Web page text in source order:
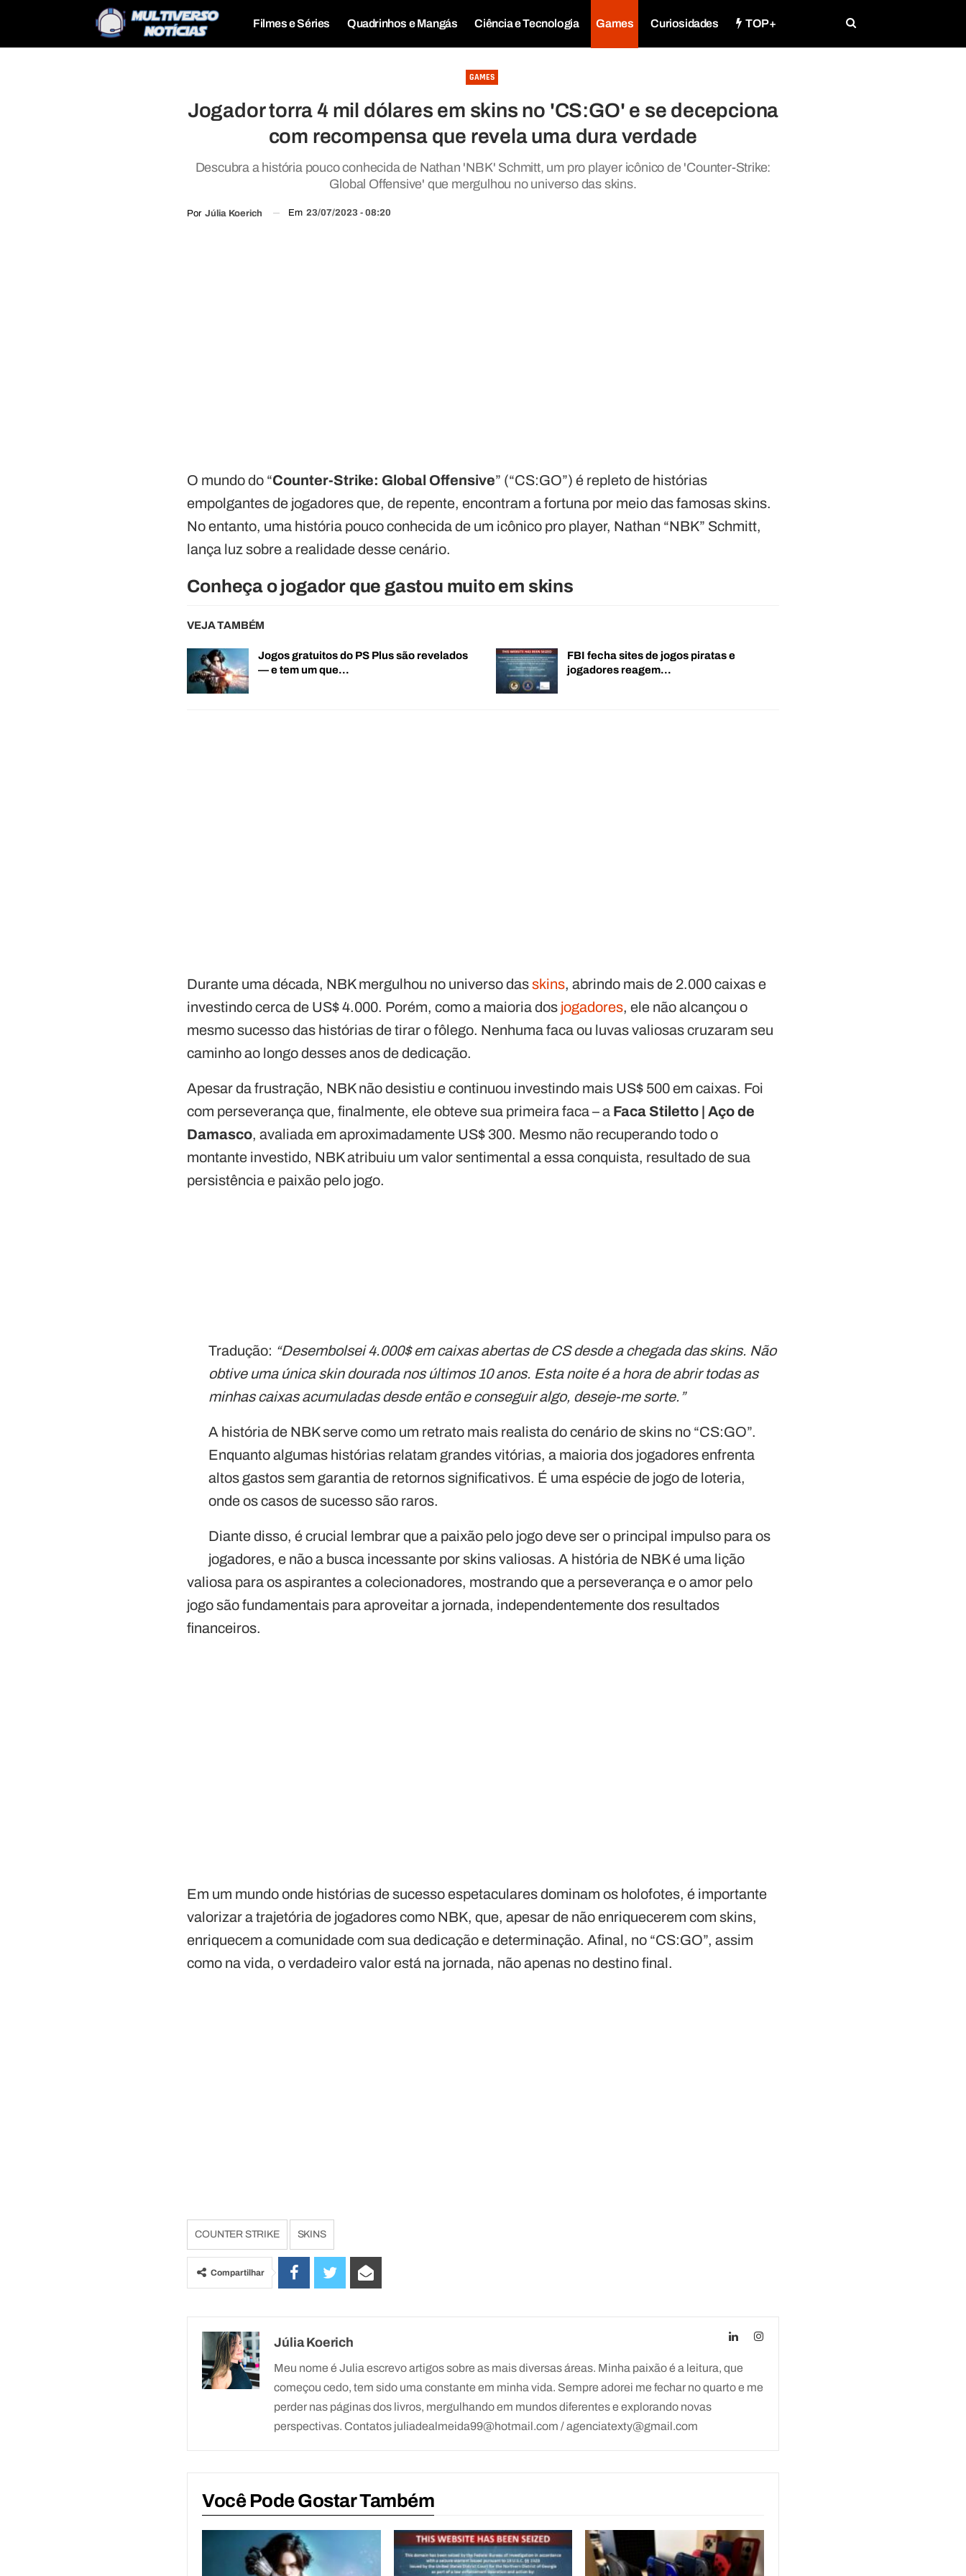
Filmes e Séries Quadrinhos e Mangás Ciência e Tecnologia Games Curiosidades TOP+
GAMES
Jogador torra 4 mil dólares em skins no 'CS:GO' e se decepciona
com recompensa que revela uma dura verdade
Descubra a história pouco conhecida de Nathan 'NBK' Schmitt, um pro player icônico de 'Counter-Strike:
Global Offensive' que mergulhou no universo das skins.
Por Júlia Koerich Em 23/07/2023 - 08:20
O mundo do “Counter-Strike: Global Offensive” (“CS:GO”) é repleto de histórias
empolgantes de jogadores que, de repente, encontram a fortuna por meio das famosas skins.
No entanto, uma história pouco conhecida de um icônico pro player, Nathan “NBK” Schmitt,
lança luz sobre a realidade desse cenário.
Conheça o jogador que gastou muito em skins
VEJA TAMBÉM
Jogos gratuitos do PS Plus são revelados
— e tem um que…
FBI fecha sites de jogos piratas e
jogadores reagem…
Durante uma década, NBK mergulhou no universo dasskins, abrindo mais de 2.000 caixas e
investindo cerca de US$ 4.000. Porém, como a maioria dos jogadores, ele não alcançou o
mesmo sucesso das histórias de tirar o fôlego. Nenhuma faca ou luvas valiosas cruzaram seu
caminho ao longo desses anos de dedicação.
Apesar da frustração, NBK não desistiu e continuou investindo mais US$ 500 em caixas. Foi
com perseverança que, finalmente, ele obteve sua primeira faca – a Faca Stiletto | Aço de
Damasco, avaliada em aproximadamente US$ 300. Mesmo não recuperando todo o
montante investido, NBK atribuiu um valor sentimental a essa conquista, resultado de sua
persistência e paixão pelo jogo.
Tradução: “Desembolsei 4.000$ em caixas abertas de CS desde a chegada das skins. Não
obtive uma única skin dourada nos últimos 10 anos. Esta noite é a hora de abrir todas as
minhas caixas acumuladas desde então e conseguir algo, deseje-me sorte.”
A história de NBK serve como um retrato mais realista do cenário de skins no “CS:GO”.
Enquanto algumas histórias relatam grandes vitórias, a maioria dos jogadores enfrenta
altos gastos sem garantia de retornos significativos. É uma espécie de jogo de loteria,
onde os casos de sucesso são raros.
Diante disso, é crucial lembrar que a paixão pelo jogo deve ser o principal impulso para os
jogadores, e não a busca incessante por skins valiosas. A história de NBK é uma lição
valiosa para os aspirantes a colecionadores, mostrando que a perseverança e o amor pelo
jogo são fundamentais para aproveitar a jornada, independentemente dos resultados
financeiros.
Em um mundo onde histórias de sucesso espetaculares dominam os holofotes, é importante
valorizar a trajetória de jogadores como NBK, que, apesar de não enriquecerem com skins,
enriquecem a comunidade com sua dedicação e determinação. Afinal, no “CS:GO”, assim
como na vida, o verdadeiro valor está na jornada, não apenas no destino final.
COUNTER STRIKE SKINS
Compartilhar
Júlia Koerich
Meu nome é Julia escrevo artigos sobre as mais diversas áreas. Minha paixão é a leitura, que
começou cedo, tem sido uma constante em minha vida. Sempre adorei me fechar no quarto e me
perder nas páginas dos livros, mergulhando em mundos diferentes e explorando novas
perspectivas. Contatos juliadealmeida99@hotmail.com / agenciatexty@gmail.com
Você Pode Gostar Também